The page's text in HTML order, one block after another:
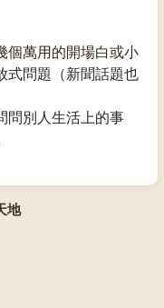
個萬用的開場白或小
式問題（新聞話題也
問別人生活上的事
地